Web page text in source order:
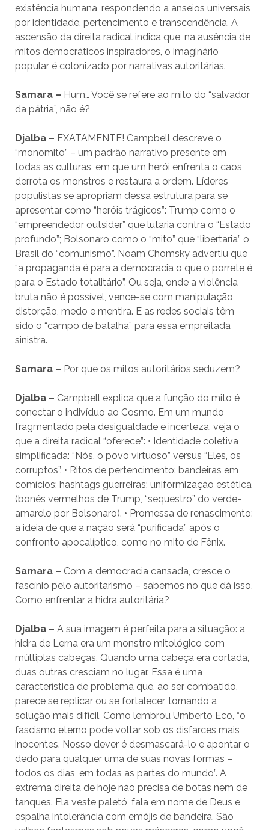
existência humana, respondendo a anseios universais
por identidade, pertencimento e transcendência. A
ascensão da direita radical indica que, na ausência de
mitos democráticos inspiradores, o imaginário
popular é colonizado por narrativas autoritárias.
Samara – Hum… Você se refere ao mito do “salvador
da pátria”, não é?
Djalba – EXATAMENTE! Campbell descreve o
“monomito” – um padrão narrativo presente em
todas as culturas, em que um herói enfrenta o caos,
derrota os monstros e restaura a ordem. Líderes
populistas se apropriam dessa estrutura para se
apresentar como “heróis trágicos”: Trump como o
“empreendedor outsider” que lutaria contra o “Estado
profundo”; Bolsonaro como o “mito” que “libertaria” o
Brasil do “comunismo”. Noam Chomsky advertiu que
“a propaganda é para a democracia o que o porrete é
para o Estado totalitário”. Ou seja, onde a violência
bruta não é possível, vence-se com manipulação,
distorção, medo e mentira. E as redes sociais têm
sido o “campo de batalha” para essa empreitada
sinistra.
Samara – Por que os mitos autoritários seduzem?
Djalba – Campbell explica que a função do mito é
conectar o indivíduo ao Cosmo. Em um mundo
fragmentado pela desigualdade e incerteza, veja o
que a direita radical “oferece”: • Identidade coletiva
simplificada: “Nós, o povo virtuoso” versus “Eles, os
corruptos”. • Ritos de pertencimento: bandeiras em
comícios; hashtags guerreiras; uniformização estética
(bonés vermelhos de Trump, “sequestro” do verde-
amarelo por Bolsonaro). • Promessa de renascimento:
a ideia de que a nação será “purificada” após o
confronto apocalíptico, como no mito de Fênix.
Samara – Com a democracia cansada, cresce o
fascínio pelo autoritarismo – sabemos no que dá isso.
Como enfrentar a hidra autoritária?
Djalba – A sua imagem é perfeita para a situação: a
hidra de Lerna era um monstro mitológico com
múltiplas cabeças. Quando uma cabeça era cortada,
duas outras cresciam no lugar. Essa é uma
característica de problema que, ao ser combatido,
parece se replicar ou se fortalecer, tornando a
solução mais difícil. Como lembrou Umberto Eco, “o
fascismo eterno pode voltar sob os disfarces mais
inocentes. Nosso dever é desmascará-lo e apontar o
dedo para qualquer uma de suas novas formas –
todos os dias, em todas as partes do mundo”. A
extrema direita de hoje não precisa de botas nem de
tanques. Ela veste paletó, fala em nome de Deus e
espalha intolerância com emójis de bandeira. São